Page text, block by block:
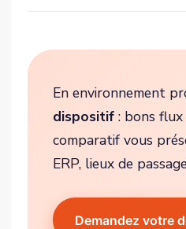
En environnement
dispositif : bons
comparatif vous
ERP, lieux de
Demandez votre